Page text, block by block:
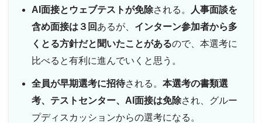
AI面接とウェブテストが免除される。
人事面談を
含め面接は３回 あるが、 インターン参加者から多
くとる方針だと聞いたことがあるので、本選考に
比べると有利に進んでいくと思う。
全員が早期選考に招待される。 本選考の書類選
考、テストセンター、AI面接は免除され、グルー
プディスカッションからの選考になる。